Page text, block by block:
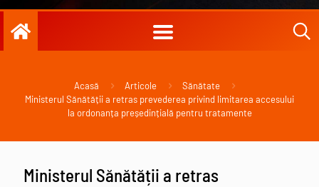
Acasă Articole
Sănătate
Ministerul Sănătății a retras prevederea privind limitarea accesului
la ordonanța președințială pentru tratamente
Ministerul Sănătății a retras